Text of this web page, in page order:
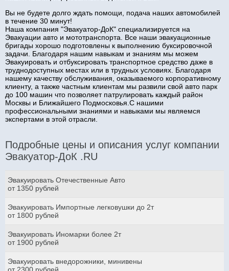
Вы не будете долго ждать помощи, подача наших автомобилей
в течение 30 минут!
Наша компания "Эвакуатор-ДоК" специализируется на
Эвакуации авто и мототранспорта. Все наши эвакуационные
бригады хорошо подготовлены к выполнению буксировочной
задачи. Благодаря нашим навыкам и знаниям мы можем
Эвакуировать и отбуксировать транспортное средство даже в
труднодоступных местах или в трудных условиях. Благодаря
нашему качеству обслуживания, оказываемого корпоративному
клиенту, а также частным клиентам мы развили свой авто парк
до 100 машин что позволяет патрулировать каждый район
Москвы и Ближайшего Подмосковья.С нашими
профессиональными знаниями и навыками мы являемся
экспертами в этой отрасли.
Подробные цены и описания услуг компании
Эвакуатор-ДоК .RU
Эвакуировать Отечественные Авто
от 1350 рублей
Эвакуировать Импортные легковушки до 2т
от 1800 рублей
Эвакуировать Иномарки более 2т
от 1900 рублей
Эвакуировать внедорожники, минивены